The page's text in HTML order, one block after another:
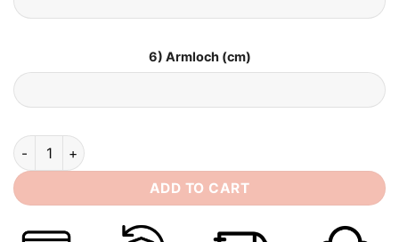
6) Armloch (cm)
Brautkleid Boho Schlicht quantity
ADD TO CART